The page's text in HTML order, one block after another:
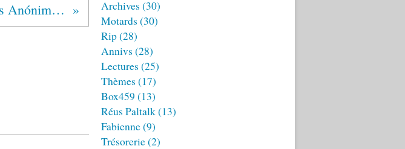
NICARAGUA Alcohólicos Anónimos®
Archives (30)
Motards (30)
Rip(28)
Annivs (28)
Lectures (25)
Thèmes (17)
Box459 (13)
Réus Paltalk(13)
Fabienne(9)
Trésorerie(2)